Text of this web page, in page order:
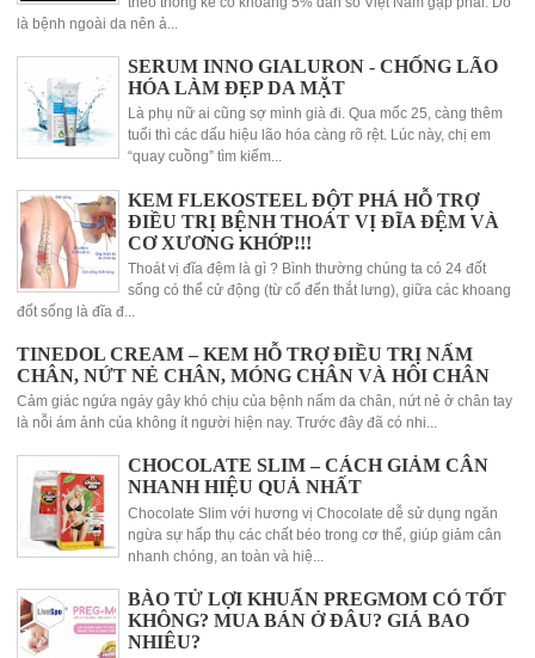
là bệnh ngoài da nên ả...
SERUM INNO GIALURON - CHỐNG LÃO
HÓA LÀM ĐẸP DA MẶT
Là phụ nữ ai cũng sợ mình già đi. Qua mốc 25, càng thêm
tuổi thì các dấu hiệu lão hóa càng rõ rệt. Lúc này, chị em
“quay cuồng” tìm kiếm...
KEM FLEKOSTEEL ĐỘT PHÁ HỖ TRỢ
ĐIỀU TRỊ BỆNH THOÁT VỊ ĐĨA ĐỆM VÀ
CƠ XƯƠNG KHỚP!!!
Thoát vị đĩa đệm là gì ? Bình thường chúng ta có 24 đốt
sống có thể cử động (từ cổ đến thắt lưng), giữa các khoang
đốt sống là đĩa đ...
TINEDOL CREAM – KEM HỖ TRỢ ĐIỀU TRỊ NẤM
CHÂN, NỨT NẺ CHÂN, MÓNG CHÂN VÀ HÔI CHÂN
Cảm giác ngứa ngáy gây khó chịu của bệnh nấm da chân, nứt nẻ ở chân tay
là nỗi ám ảnh của không ít người hiện nay. Trước đây đã có nhi...
CHOCOLATE SLIM – CÁCH GIẢM CÂN
NHANH HIỆU QUẢ NHẤT
Chocolate Slim với hương vị Chocolate dễ sử dụng ngăn
ngừa sự hấp thụ các chất béo trong cơ thể, giúp giảm cân
nhanh chóng, an toàn và hiệ...
BÀO TỬ LỢI KHUẨN PREGMOM CÓ TỐT
KHÔNG? MUA BÁN Ở ĐÂU? GIÁ BAO
NHIÊU?